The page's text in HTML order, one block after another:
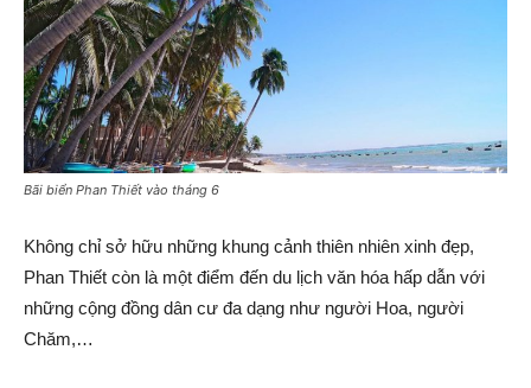
Bãi biển Phan Thiết vào tháng 6
Không chỉ sở hữu những khung cảnh thiên nhiên xinh đẹp,
Phan Thiết còn là một điểm đến du lịch văn hóa hấp dẫn với
những cộng đồng dân cư đa dạng như người Hoa, người
Chăm,…